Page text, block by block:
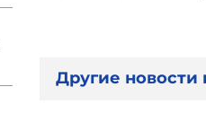
Другие